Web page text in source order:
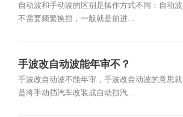
自动波和手动波的区别是操作方式不同：自动波
不需要频繁换挡，一般就是前进...
手波改自动波能年审不？
手波改自动波不能年审，手波改自动波的意思就
是将手动挡汽车改装成自动挡汽...